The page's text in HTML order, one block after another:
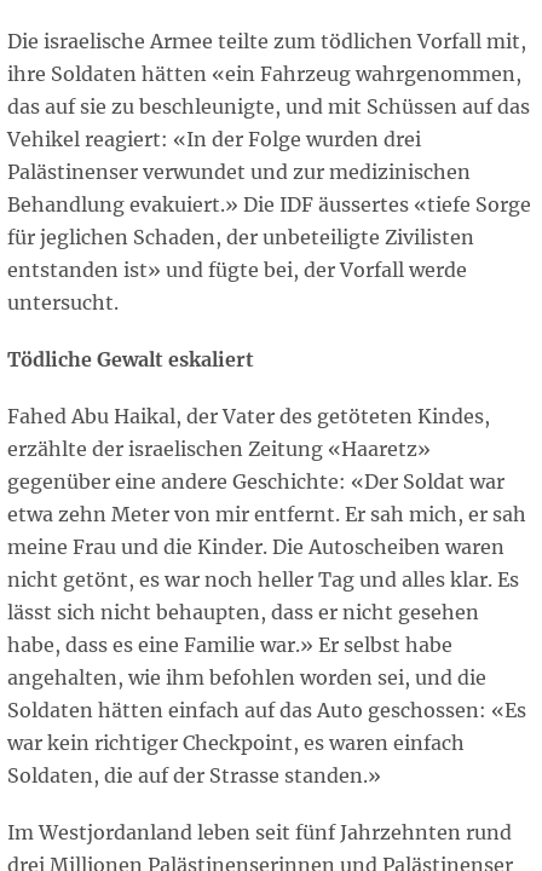
Die israelische Armee teilte zum tödlichen Vorfall mit,
ihre Soldaten hätten «ein Fahrzeug wahrgenommen,
das auf sie zu beschleunigte, und mit Schüssen auf das
Vehikel reagiert: «In der Folge wurden drei
Palästinenser verwundet und zur medizinischen
Behandlung evakuiert.» Die IDF äussertes «tiefe Sorge
für jeglichen Schaden, der unbeteiligte Zivilisten
entstanden ist» und fügte bei, der Vorfall werde
untersucht.
Tödliche Gewalt eskaliert
Fahed Abu Haikal, der Vater des getöteten Kindes,
erzählte der israelischen Zeitung «Haaretz»
gegenüber eine andere Geschichte: «Der Soldat war
etwa zehn Meter von mir entfernt. Er sah mich, er sah
meine Frau und die Kinder. Die Autoscheiben waren
nicht getönt, es war noch heller Tag und alles klar. Es
lässt sich nicht behaupten, dass er nicht gesehen
habe, dass es eine Familie war.» Er selbst habe
angehalten, wie ihm befohlen worden sei, und die
Soldaten hätten einfach auf das Auto geschossen: «Es
war kein richtiger Checkpoint, es waren einfach
Soldaten, die auf der Strasse standen.»
Im Westjordanland leben seit fünf Jahrzehnten rund
drei Millionen Palästinenserinnen und Palästinenser